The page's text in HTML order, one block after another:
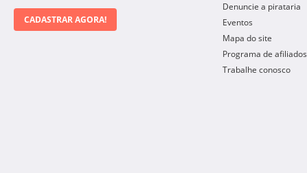
CADASTRAR AGORA!
Denuncie a pirataria
Eventos
Mapa do site
Programa de afiliados
Trabalhe conosco